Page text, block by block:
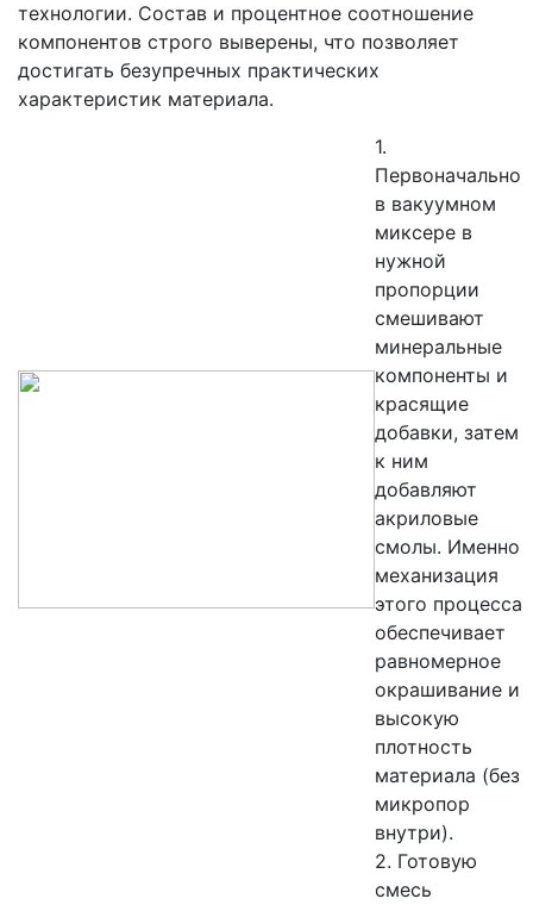
технологии. Состав и процентное соотношение
компонентов строго выверены, что позволяет
достигать безупречных практических
характеристик материала.
1.
Первоначально
в вакуумном
миксере в
нужной
пропорции
смешивают
минеральные
компоненты и
красящие
добавки, затем
к ним
добавляют
акриловые
смолы. Именно
механизация
этого процесса
обеспечивает
равномерное
окрашивание и
высокую
плотность
материала (без
микропор
внутри).
2. Готовую
смесь